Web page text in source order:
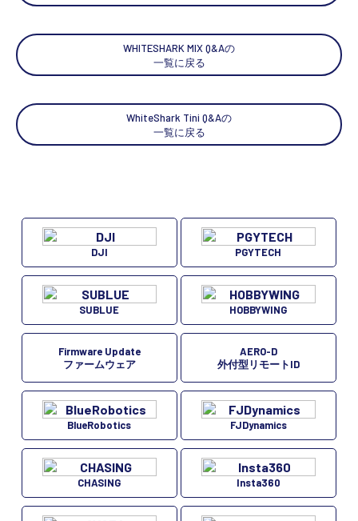
WHITESHARK MIX Q&Aの
一覧に戻る
WhiteShark Tini Q&Aの
一覧に戻る
DJI PGYTECH
SUBLUE HOBBYWING
Firmware Update
ファームウェア
AERO-D
外付型リモートID
BlueRobotics FJDynamics
CHASING Insta360